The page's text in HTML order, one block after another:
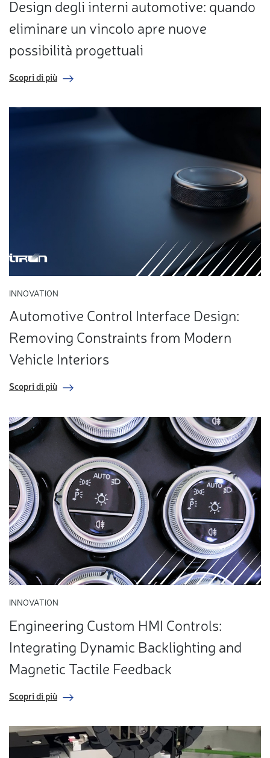
Design degli interni automotive: quando
eliminare un vincolo apre nuove
possibilità progettuali
Scopri di più
INNOVATION
Automotive Control Interface Design:
Removing Constraints from Modern
Vehicle Interiors
Scopri di più
INNOVATION
Engineering Custom HMI Controls:
Integrating Dynamic Backlighting and
Magnetic Tactile Feedback
Scopri di più